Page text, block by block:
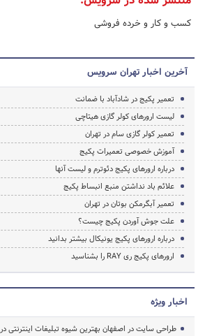
کسب و کار و خرده فروشی
آخرین اخبار تهران سرویس
تعمیر پکیج در شادآباد با ضمانت
لیست ارورهای کولر گازی هیتاچی
تعمیر کولر گازی سام در تهران
آموزش خصوصی تعمیرات پکیج
درباره ارورهای پکیج دئوترم و لیست آنها
علائم باد نداشتن منبع انبساط پکیج
تعمیر آبگرمکن بوتان در تهران
علت جوش آوردن پکیج چیست؟
درباره ارورهای پکیج یونیکال بیشتر بدانید
ارورهای پکیج ری RAY را بشناسید
اخبار ویژه
طراحی سایت در اصفهان بهترین شیوه تبلیغات اینترنتی